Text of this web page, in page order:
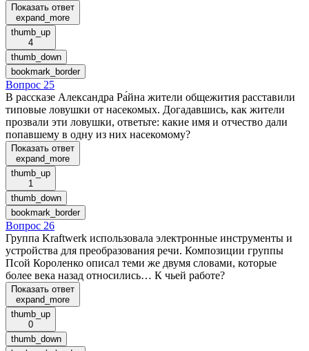
Показать ответ
expand_more
thumb_up
4
thumb_down
bookmark_border
Вопрос 25
В рассказе Александра Ра́йна жители общежития расставили
типовые ловушки от насекомых. Догадавшись, как жители
прозвали эти ловушки, ответьте: какие имя и отчество дали
попавшему в одну из них насекомому?
Показать ответ
expand_more
thumb_up
1
thumb_down
bookmark_border
Вопрос 26
Группа Kraftwerk использовала электронные инструменты и
устройства для преобразования речи. Композиции группы
Псой Короленко описал теми же двумя словами, которые
более века назад относились… К чьей работе?
Показать ответ
expand_more
thumb_up
0
thumb_down